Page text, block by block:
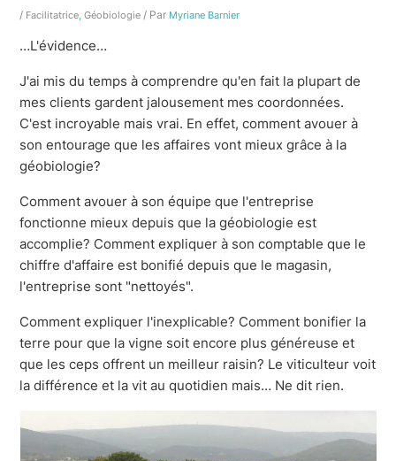
/ Facilitatrice,Géobiologie / Par Myriane Barnier
…L'évidence…
J'ai mis du temps à comprendre qu'en fait la plupart de
mes clients gardent jalousement mes coordonnées.
C'est incroyable mais vrai. En effet, comment avouer à
son entourage que les affaires vont mieux grâce à la
géobiologie?
Comment avouer à son équipe que l'entreprise
fonctionne mieux depuis que la géobiologie est
accomplie? Comment expliquer à son comptable que le
chiffre d'affaire est bonifié depuis que le magasin,
l'entreprise sont "nettoyés".
Comment expliquer l'inexplicable? Comment bonifier la
terre pour que la vigne soit encore plus généreuse et
que les ceps offrent un meilleur raisin? Le viticulteur voit
la différence et la vit au quotidien mais… Ne dit rien.